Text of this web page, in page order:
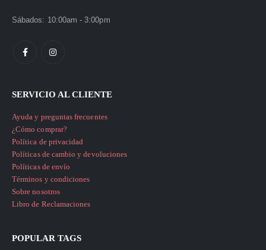
Sábados: 10:00am - 3:00pm
SERVICIO AL CLIENTE
Ayuda y preguntas frecuentes
¿Cómo comprar?
Política de privacidad
Políticas de cambio y devoluciones
Políticas de envío
Términos y condiciones
Sobre nosotros
Libro de Reclamaciones
POPULAR TAGS